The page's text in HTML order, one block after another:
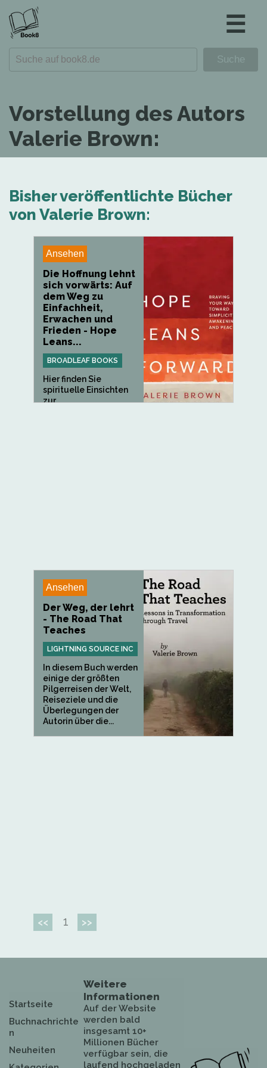
☰
Vorstellung des Autors
Valerie Brown:
Bisher veröffentlichte Bücher
von Valerie Brown:
Ansehen
Die Hoffnung lehnt
sich vorwärts: Auf
dem Weg zu
Einfachheit,
Erwachen und
Frieden - Hope
Leans...
BROADLEAF BOOKS
Hier finden Sie
spirituelle Einsichten
zur...
Ansehen
Der Weg, der lehrt
- The Road That
Teaches
LIGHTNING SOURCE INC
In diesem Buch werden
einige der größten
Pilgerreisen der Welt,
Reiseziele und die
Überlegungen der
Autorin über die...
<< 1 >>
Startseite
Buchnachrichte
n
Neuheiten
Weitere
Informationen
Auf der Website
werden bald
insgesamt 10+
Millionen Bücher
verfügbar sein, die
laufend hochgeladen